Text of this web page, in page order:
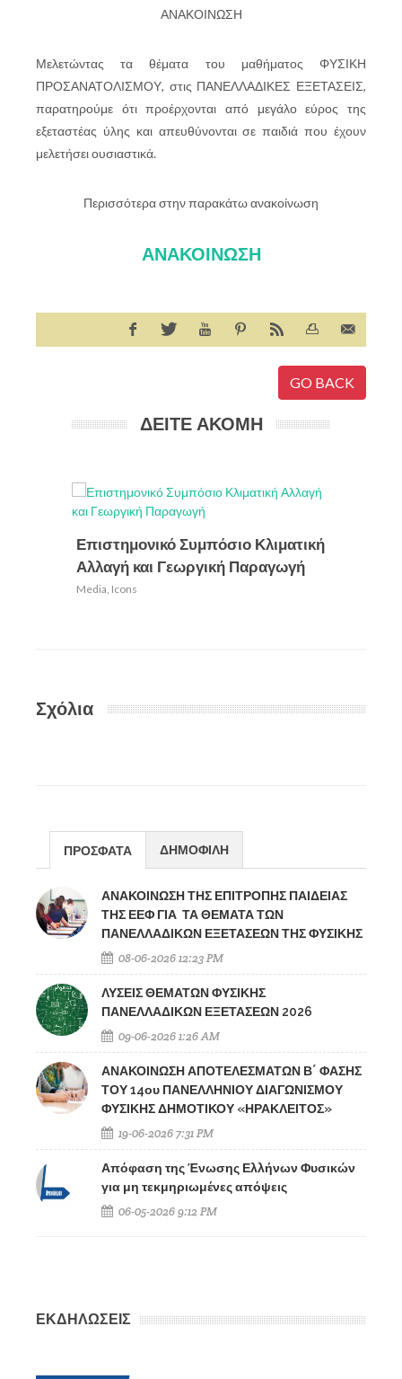
ΑΝΑΚΟΙΝΩΣΗ
Μελετώντας τα θέματα του μαθήματος ΦΥΣΙΚΗ
ΠΡΟΣΑΝΑΤΟΛΙΣΜΟΥ, στις ΠΑΝΕΛΛΑΔΙΚΕΣ ΕΞΕΤΑΣΕΙΣ,
παρατηρούμε ότι προέρχονται από μεγάλο εύρος της
εξεταστέας ύλης και απευθύνονται σε παιδιά που έχουν
μελετήσει ουσιαστικά.
Περισσότερα στην παρακάτω ανακοίνωση
ΑΝΑΚΟΙΝΩΣΗ
GO BACK
ΔΕΙΤΕ ΑΚΟΜΗ
Επιστημονικό Συμπόσιο Κλιματική
Αλλαγή και Γεωργική Παραγωγή
Media, Icons
Σχόλια
ΠΡΟΣΦΑΤΑ ΔΗΜΟΦΙΛΗ
ΑΝΑΚΟΙΝΩΣΗ ΤΗΣ ΕΠΙΤΡΟΠΗΣ ΠΑΙΔΕΙΑΣ
ΤΗΣ ΕΕΦ ΓΙΑ ΤΑ ΘΕΜΑΤΑ ΤΩΝ
ΠΑΝΕΛΛΑΔΙΚΩΝ ΕΞΕΤΑΣΕΩΝ ΤΗΣ ΦΥΣΙΚΗΣ
08-06-2026 12:23 PM
ΛΥΣΕΙΣ ΘΕΜΑΤΩΝ ΦΥΣΙΚΗΣ
ΠΑΝΕΛΛΑΔΙΚΩΝ ΕΞΕΤΑΣΕΩΝ 2026
09-06-2026 1:26 AM
ΑΝΑΚΟΙΝΩΣΗ ΑΠΟΤΕΛΕΣΜΑΤΩΝ Β΄ ΦΑΣΗΣ
ΤΟΥ 14ου ΠΑΝΕΛΛΗΝΙΟΥ ΔΙΑΓΩΝΙΣΜΟΥ
ΦΥΣΙΚΗΣ ΔΗΜΟΤΙΚΟΥ «ΗΡΑΚΛΕΙΤΟΣ»
19-06-2026 7:31 PM
Απόφαση της Ένωσης Ελλήνων Φυσικών
για μη τεκμηριωμένες απόψεις
06-05-2026 9:12 PM
ΕΚΔΗΛΩΣΕΙΣ